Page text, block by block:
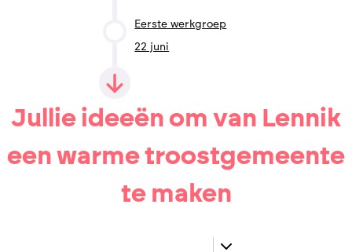
Eerste werkgroep
22 juni
Jullie ideeën om van Lennik
een warme troostgemeente
te maken